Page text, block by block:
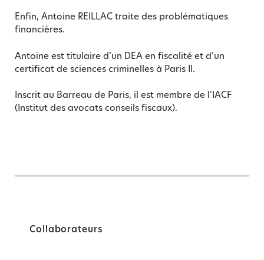
Enfin, Antoine REILLAC traite des problématiques
financières.
Antoine est titulaire d’un DEA en fiscalité et d’un
certificat de sciences criminelles à Paris II.
Inscrit au Barreau de Paris, il est membre de l’IACF
(Institut des avocats conseils fiscaux).
Collaborateurs